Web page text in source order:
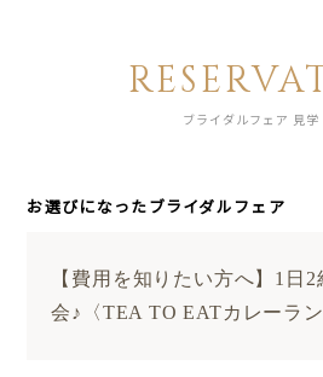
ブライダルフェア 見学
お選びになったブライダルフェア
【費用を知りたい方へ】1日
会♪〈TEA TO EATカレーラン